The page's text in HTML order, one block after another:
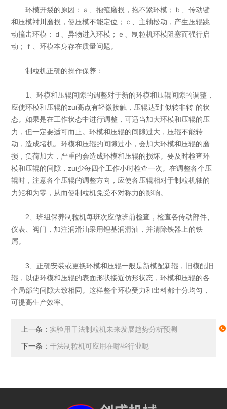
环模开裂的原因：ａ、抱箍磨损，抱不紧环模；ｂ、传动键
和压模衬川磨损，使压模不能定位；ｃ、主轴松动，产生压辊跳
动撞击环模；ｄ、异物进入环模；ｅ、制粒机环模阻塞而强行启
动；ｆ、环模本身存在质量问题。
制粒机正确的操作保养：
1、环模和压辊间隙的调整对于新的环模和压辊间隙的调整，
应使环模和压辊的zui高点有轻微接触，压辊达到“似转非转”的状
态。如果是在工作状态中进行调整，可适当加大环模和压辊的压
力，但一定要适可而止。环模和压辊的间隙过大，压辊不能转
动，造成堵机。环模和压辊的间隙过小，会加大环模和压辊的磨
损，负荷加大，严重的会造成环模和压辊的损坏。要及时检查环
模和压辊的间隙，zui少每四个工作小时检查一次。在调整各个压
辊时，注意各个压辊的调整方向，应使各压辊相对于制粒机轴的
力矩和为零，从而使制粒机免受不对称力的影响。
2、班组保养制粒机每班次应做班前检查，检查各传动部件、
仪表、阀门，加注润滑油采用锂基润滑油，并清除铁器上的铁
屑。
3、正确安装或更换环模和压辊一般是新模配新辊，旧模配旧
辊，以使环模和压辊的表面形状接近仿形状态，环模和压辊的各
个局部的间隙大致相同。这样整个环模受力和出料都十分均匀，
可提高生产效率。
上一条： 实验用干法制粒机未来发展趋势分析预测
下一条：干法制粒机可应用在哪些行业呢